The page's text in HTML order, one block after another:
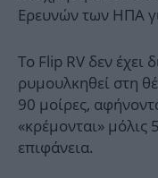
Ερευνών των ΗΠΑ
Το Flip RV δεν έχει
ρυμουλκηθεί στη
90 μοίρες,
«κρέμονται»
επιφάνεια.